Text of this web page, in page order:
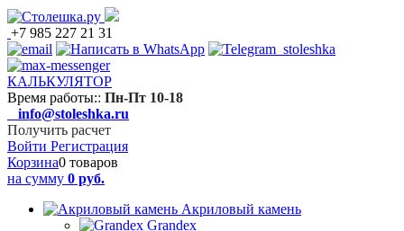
+7 985 227 21 31
КАЛЬКУЛЯТОР
Время работы:: Пн-Пт 10-18
info@stoleshka.ru
Получить расчет
Войти Регистрация
Корзина0 товаров
на сумму 0 руб.
Акриловый камень
Grandex